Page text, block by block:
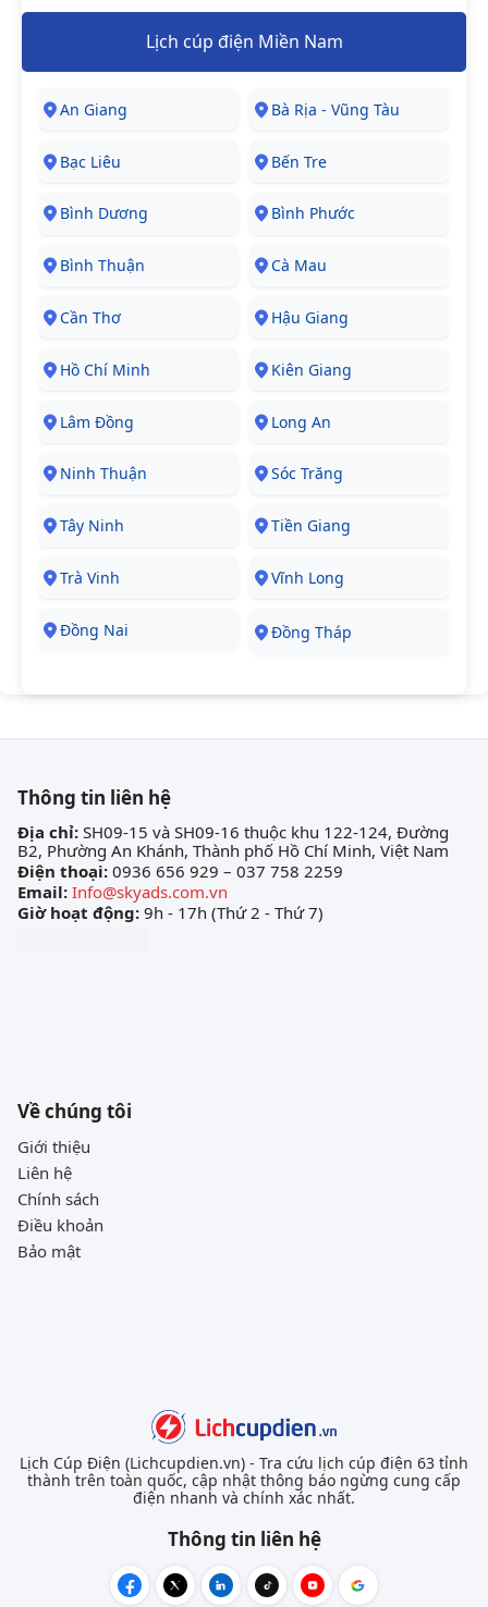
Lịch cúp điện Miền Nam
An Giang Bà Rịa - Vũng Tàu
Bạc Liêu Bến Tre
Bình Dương Bình Phước
Bình Thuận Cà Mau
Cần Thơ Hậu Giang
Hồ Chí Minh Kiên Giang
Lâm Đồng Long An
Ninh Thuận Sóc Trăng
Tây Ninh Tiền Giang
Trà Vinh Vĩnh Long
Đồng Nai Đồng Tháp
Thông tin liên hệ
Địa chỉ: SH09-15 và SH09-16 thuộc khu 122-124, Đường
B2, Phường An Khánh, Thành phố Hồ Chí Minh, Việt Nam
Điện thoại: 0936 656 929 – 037 758 2259
Email: Info@skyads.com.vn
Giờ hoạt động: 9h - 17h (Thứ 2 - Thứ 7)
Về chúng tôi
Giới thiệu
Liên hệ
Chính sách
Điều khoản
Bảo mật
Lịch Cúp Điện (Lichcupdien.vn) - Tra cứu lịch cúp điện 63 tỉnh
thành trên toàn quốc, cập nhật thông báo ngừng cung cấp
điện nhanh và chính xác nhất.
Thông tin liên hệ